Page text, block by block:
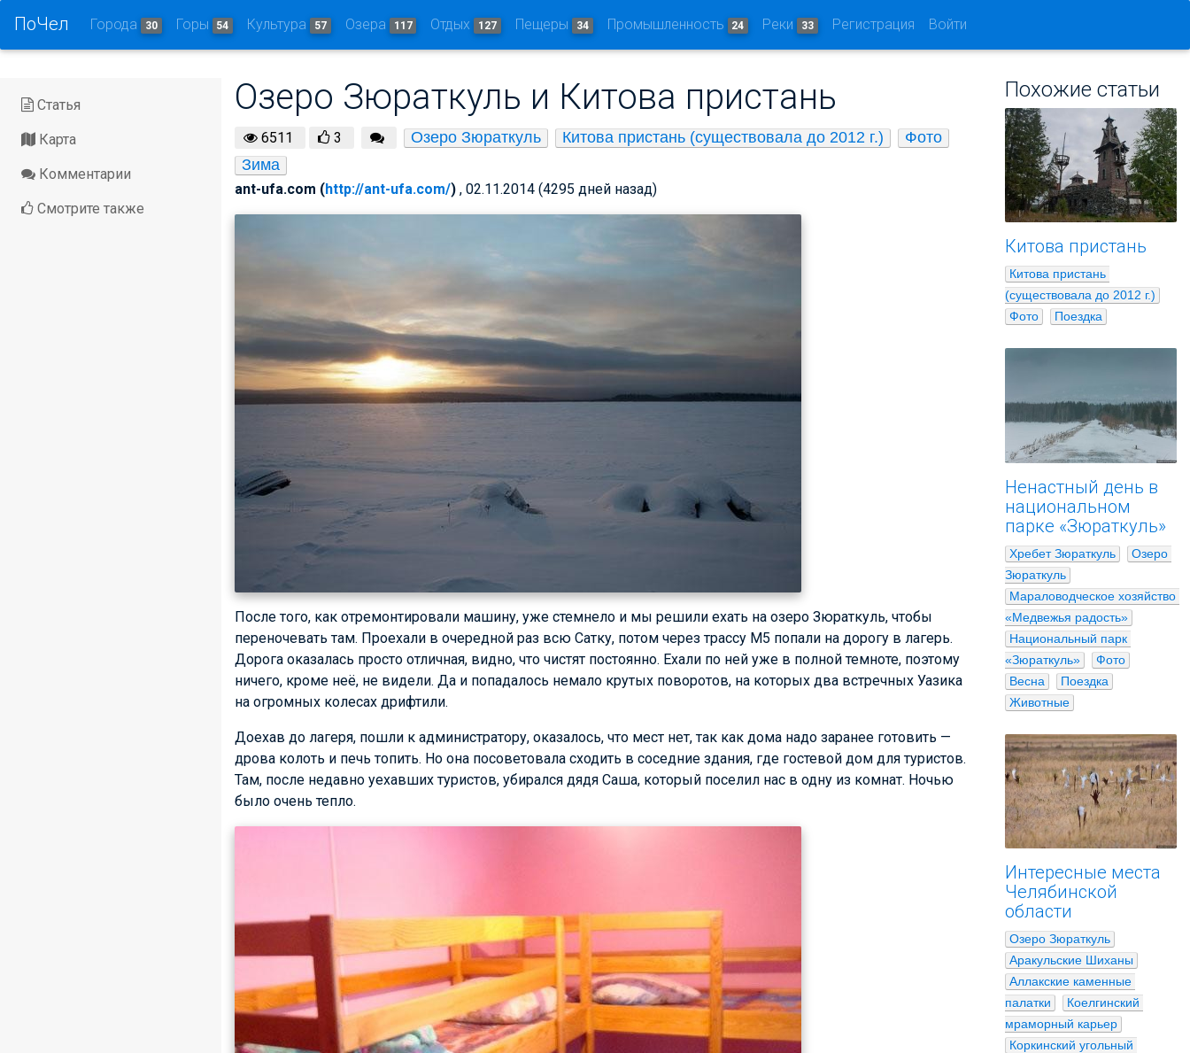
ПоЧел Города 30 Горы 54 Культура 57 Озера 117 Отдых 127 Пещеры 34 Промышленность 24 Реки 33 Регистрация Войти
Статья
Карта
Комментарии
Смотрите также
Озеро Зюраткуль и Китова пристань
6511 3 Озеро Зюраткуль Китова пристань (существовала до 2012 г.)
Фото
Зима
ant-ufa.com (http://ant-ufa.com/) , 02.11.2014 (4295 дней назад)
После того, как отремонтировали машину, уже стемнело и мы решили ехать на озеро Зюраткуль, чтобы
переночевать там. Проехали в очередной раз всю Сатку, потом через трассу М5 попали на дорогу в лагерь.
Дорога оказалась просто отличная, видно, что чистят постоянно. Ехали по ней уже в полной темноте, поэтому
ничего, кроме неё, не видели. Да и попадалось немало крутых поворотов, на которых два встречных Уазика
на огромных колесах дрифтили.
Доехав до лагеря, пошли к администратору, оказалось, что мест нет, так как дома надо заранее готовить —
дрова колоть и печь топить. Но она посоветовала сходить в соседние здания, где гостевой дом для туристов.
Там, после недавно уехавших туристов, убирался дядя Саша, который поселил нас в одну из комнат. Ночью
было очень тепло.
Похожие статьи
Китова пристань
Китова пристань
(существовала до 2012 г.)
Фото
Поездка
Ненастный день в
национальном
парке «Зюраткуль»
Хребет Зюраткуль
Озеро
Зюраткуль
Мараловодческое хозяйство
«Медвежья радость»
Национальный парк
«Зюраткуль»
Фото
Весна
Поездка
Животные
Интересные места
Челябинской
области
Озеро Зюраткуль
Аракульские Шиханы
Аллакские каменные
палатки
Коелгинский
мраморный карьер
Коркинский угольный